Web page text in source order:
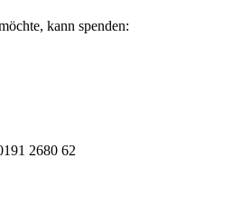
kann spenden:
2680 62